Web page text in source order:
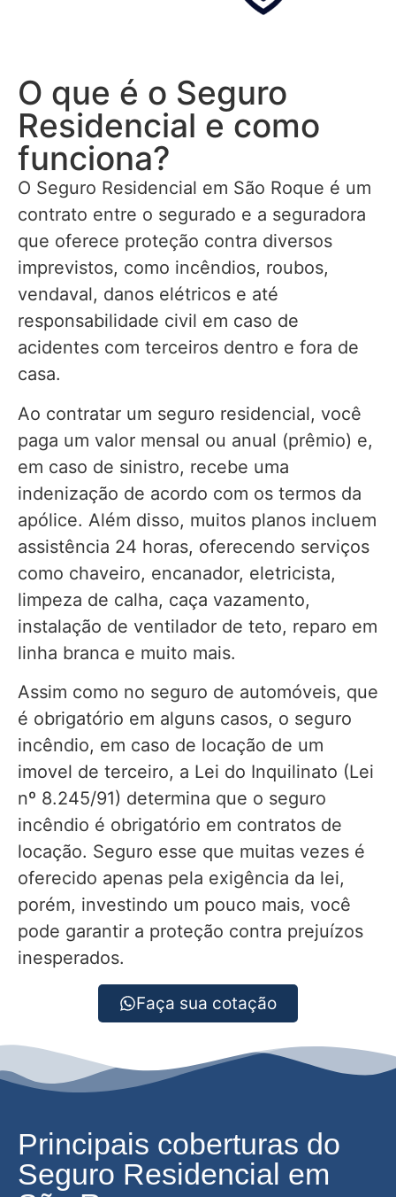
O que é o Seguro
Residencial e como
funciona?
O Seguro Residencial em São Roque é um
contrato entre o segurado e a seguradora
que oferece proteção contra diversos
imprevistos, como incêndios, roubos,
vendaval, danos elétricos e até
responsabilidade civil em caso de
acidentes com terceiros dentro e fora de
casa.
Ao contratar um seguro residencial, você
paga um valor mensal ou anual (prêmio) e,
em caso de sinistro, recebe uma
indenização de acordo com os termos da
apólice. Além disso, muitos planos incluem
assistência 24 horas, oferecendo serviços
como chaveiro, encanador, eletricista,
limpeza de calha, caça vazamento,
instalação de ventilador de teto, reparo em
linha branca e muito mais.
Assim como no seguro de automóveis, que
é obrigatório em alguns casos, o seguro
incêndio, em caso de locação de um
imovel de terceiro, a Lei do Inquilinato (Lei
nº 8.245/91) determina que o seguro
incêndio é obrigatório em contratos de
locação. Seguro esse que muitas vezes é
oferecido apenas pela exigência da lei,
porém, investindo um pouco mais, você
pode garantir a proteção contra prejuízos
inesperados.
Faça sua cotação
Principais coberturas do
Seguro Residencial em